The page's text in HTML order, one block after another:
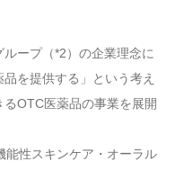
ープ（*2）の企業理念に
を提供する」という考え
OTC医薬品の事業を展開
性スキンケア・オーラル